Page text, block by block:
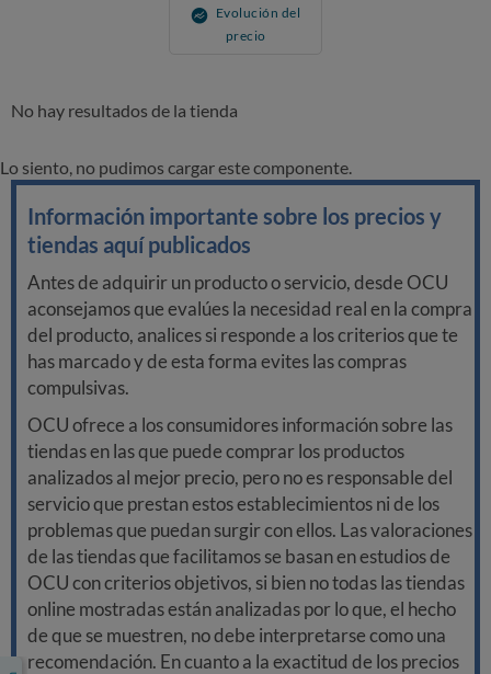
Evolución del
precio
No hay resultados de la tienda
Lo siento, no pudimos cargar este componente.
Información importante sobre los precios y
tiendas aquí publicados
Antes de adquirir un producto o servicio, desde OCU
aconsejamos que evalúes la necesidad real en la compra
del producto, analices si responde a los criterios que te
has marcado y de esta forma evites las compras
compulsivas.
OCU ofrece a los consumidores información sobre las
tiendas en las que puede comprar los productos
analizados al mejor precio, pero no es responsable del
servicio que prestan estos establecimientos ni de los
problemas que puedan surgir con ellos. Las valoraciones
de las tiendas que facilitamos se basan en estudios de
OCU con criterios objetivos, si bien no todas las tiendas
online mostradas están analizadas por lo que, el hecho
de que se muestren, no debe interpretarse como una
recomendación. En cuanto a la exactitud de los precios